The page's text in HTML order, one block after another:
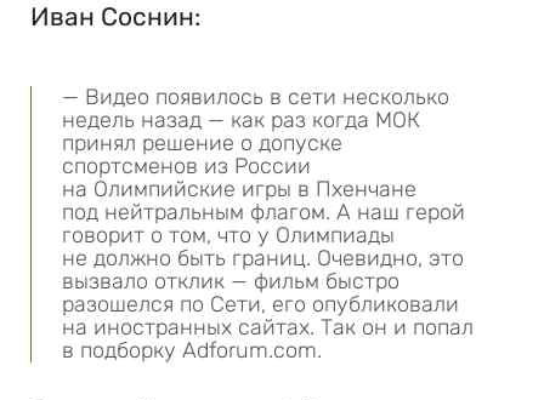
Иван Соснин:
— Видео появилось в сети несколько
недель назад — как раз когда МОК
принял решение о допуске
спортсменов из России
на Олимпийские игры в Пхенчане
под нейтральным флагом. А наш герой
говорит о том, что у Олимпиады
не должно быть границ. Очевидно, это
вызвало отклик — фильм быстро
разошелся по Сети, его опубликовали
на иностранных сайтах. Так он и попал
в подборку Adforum.com.